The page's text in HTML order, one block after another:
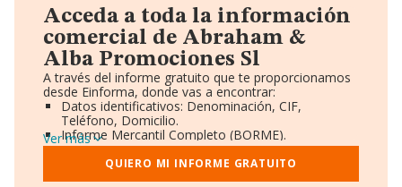
Acceda a toda la información
comercial de Abraham &
Alba Promociones Sl
A través del informe gratuito que te proporcionamos
desde Einforma, donde vas a encontrar:
Datos identificativos: Denominación, CIF,
Teléfono, Domicilio.
Informe Mercantil Completo (BORME).
Gráficos de Evolución Ventas y Empleados.
Consejo de Administración y Administradores.
Directivos y Ejecutivos.
Ver más
QUIERO MI INFORME GRATUITO